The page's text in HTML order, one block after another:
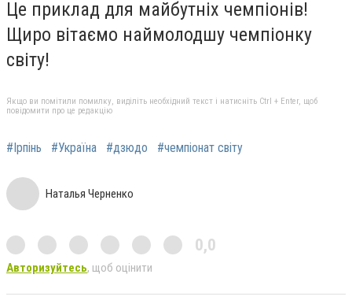
Це приклад для майбутніх чемпіонів!
Щиро вітаємо наймолодшу чемпіонку
світу!
Якщо ви помітили помилку, виділіть необхідний текст і натисніть Ctrl + Enter, щоб
повідомити про це редакцію
#Ірпінь #Україна #дзюдо #чемпіонат світу
Наталья Черненко
0,0
Авторизуйтесь, щоб оцінити